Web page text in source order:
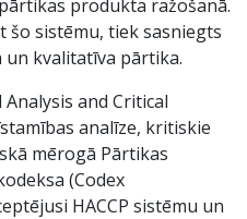
produkta ražošanā.
sistēmu, tiek sasniegts
un kvalitatīva pārtika.
Analysis and Critical
analīze, kritiskie
mērogā Pārtikas
(Codex
HACCP sistēmu un